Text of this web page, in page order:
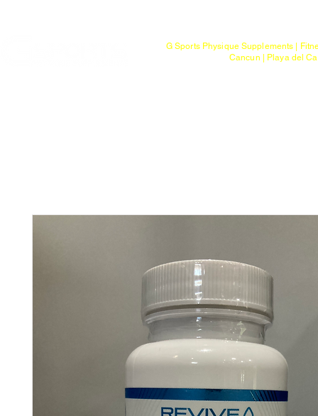
G Sports Physique Supplements |
Cancun | Playa del